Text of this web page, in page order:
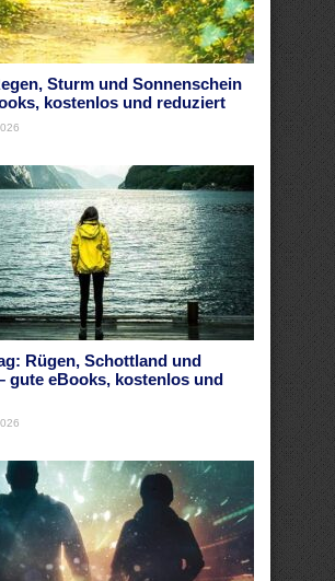
Sturm und Sonnenschein
kostenlos und reduziert
Rügen, Schottland und
gute eBooks, kostenlos und